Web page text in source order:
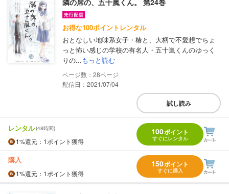
隣の席の、五十嵐くん。 第24巻
お得な100ポイントレンタル
おとなしい地味系女子・椿と、大柄で不愛想でちょ
っと怖い感じの学校の有名人・五十嵐くんのゆっく
りの...もっと読む
28
配信日：2021/07/04
試し読み
レンタル(48時間)
1%還元 ：1ポイント獲得
100ポイント
すぐにレンタル
購入
1%還元 ：1ポイント獲得
150ポイント
すぐに購入